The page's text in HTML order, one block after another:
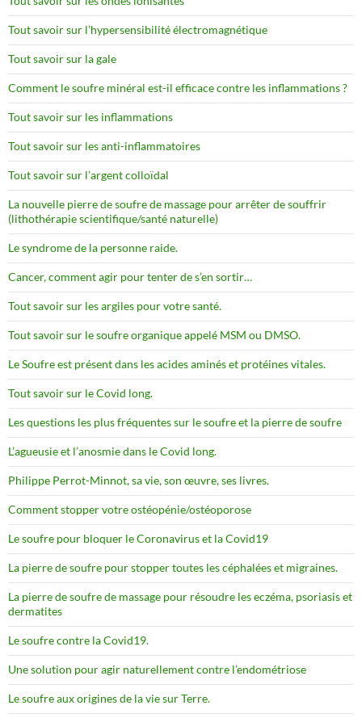
Tout savoir sur l’hypersensibilité électromagnétique
Tout savoir sur la gale
Comment le soufre minéral est-il efficace contre les inflammations ?
Tout savoir sur les inflammations
Tout savoir sur les anti-inflammatoires
Tout savoir sur l’argent colloïdal
La nouvelle pierre de soufre de massage pour arrêter de souffrir
(lithothérapie scientifique/santé naturelle)
Le syndrome de la personne raide.
Cancer, comment agir pour tenter de s’en sortir…
Tout savoir sur les argiles pour votre santé.
Tout savoir sur le soufre organique appelé MSM ou DMSO.
Le Soufre est présent dans les acides aminés et protéines vitales.
Tout savoir sur le Covid long.
Les questions les plus fréquentes sur le soufre et la pierre de soufre
L’agueusie et l’anosmie dans le Covid long.
Philippe Perrot-Minnot, sa vie, son œuvre, ses livres.
Comment stopper votre ostéopénie/ostéoporose
Le soufre pour bloquer le Coronavirus et la Covid19
La pierre de soufre pour stopper toutes les céphalées et migraines.
La pierre de soufre de massage pour résoudre les eczéma, psoriasis et
dermatites
Le soufre contre la Covid19.
Une solution pour agir naturellement contre l’endométriose
Le soufre aux origines de la vie sur Terre.